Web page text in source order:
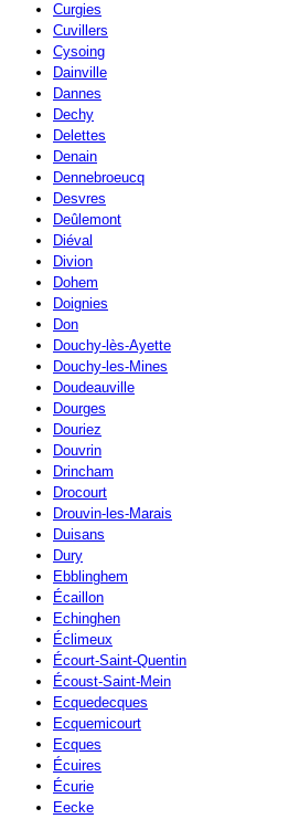
Curgies
Cuvillers
Cysoing
Dainville
Dannes
Dechy
Delettes
Denain
Dennebroeucq
Desvres
Deûlemont
Diéval
Divion
Dohem
Doignies
Don
Douchy-lès-Ayette
Douchy-les-Mines
Doudeauville
Dourges
Douriez
Douvrin
Drincham
Drocourt
Drouvin-les-Marais
Duisans
Dury
Ebblinghem
Écaillon
Echinghen
Éclimeux
Écourt-Saint-Quentin
Écoust-Saint-Mein
Ecquedecques
Ecquemicourt
Ecques
Écuires
Écurie
Eecke